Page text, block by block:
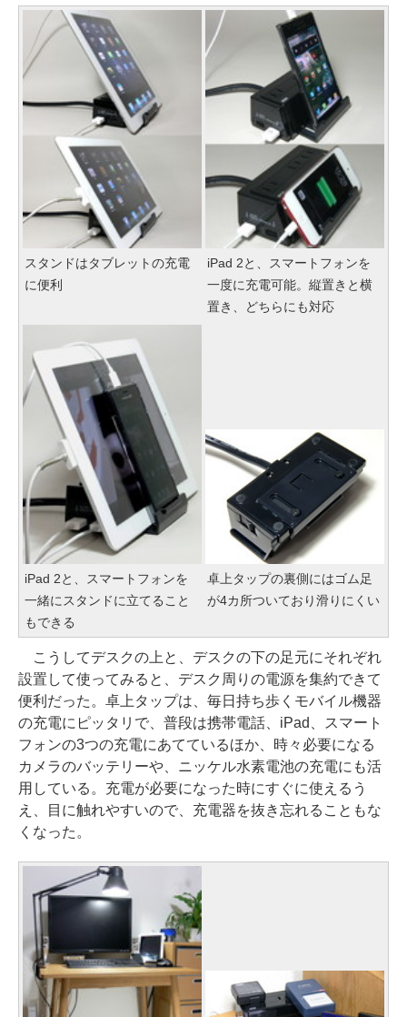
スタンドはタブレットの充電
に便利
iPad 2と、スマートフォンを
一度に充電可能。縦置きと横
置き、どちらにも対応
iPad 2と、スマートフォンを
一緒にスタンドに立てること
もできる
卓上タップの裏側にはゴム足
が4カ所ついており滑りにくい
こうしてデスクの上と、デスクの下の足元にそれぞれ
設置して使ってみると、デスク周りの電源を集約できて
便利だった。卓上タップは、毎日持ち歩くモバイル機器
の充電にピッタリで、普段は携帯電話、iPad、スマート
フォンの3つの充電にあてているほか、時々必要になる
カメラのバッテリーや、ニッケル水素電池の充電にも活
用している。充電が必要になった時にすぐに使えるう
え、目に触れやすいので、充電器を抜き忘れることもな
くなった。